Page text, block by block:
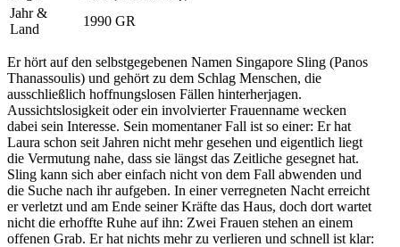
Jahr &
Land
1990 GR
Er hört auf den selbstgegebenen Namen Singapore Sling (Panos
Thanassoulis) und gehört zu dem Schlag Menschen, die
ausschließlich hoffnungslosen Fällen hinterherjagen.
Aussichtslosigkeit oder ein involvierter Frauenname wecken
dabei sein Interesse. Sein momentaner Fall ist so einer: Er hat
Laura schon seit Jahren nicht mehr gesehen und eigentlich liegt
die Vermutung nahe, dass sie längst das Zeitliche gesegnet hat.
Sling kann sich aber einfach nicht von dem Fall abwenden und
die Suche nach ihr aufgeben. In einer verregneten Nacht erreicht
er verletzt und am Ende seiner Kräfte das Haus, doch dort wartet
nicht die erhoffte Ruhe auf ihn: Zwei Frauen stehen an einem
offenen Grab. Er hat nichts mehr zu verlieren und schnell ist klar: